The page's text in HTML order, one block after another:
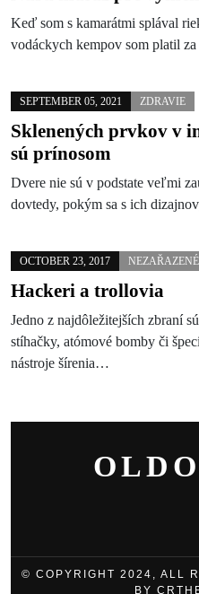
Keď som s kamarátmi splával
vodáckych kempov som platil
SEPTEMBER 05, 2021 ZDRAVIE
Sklenených prvkov v
sú prínosom
Dvere nie sú v podstate veľmi
dovtedy, pokým sa s ich
OCTOBER 23, 2017 NEZAŘAZENÉ
Hackeri a trollovia
Jedno z najdôležitejších zbraní
stíhačky, atómové bomby či
nástroje šírenia…
© COPYRIGHT 2024, ALL
BY